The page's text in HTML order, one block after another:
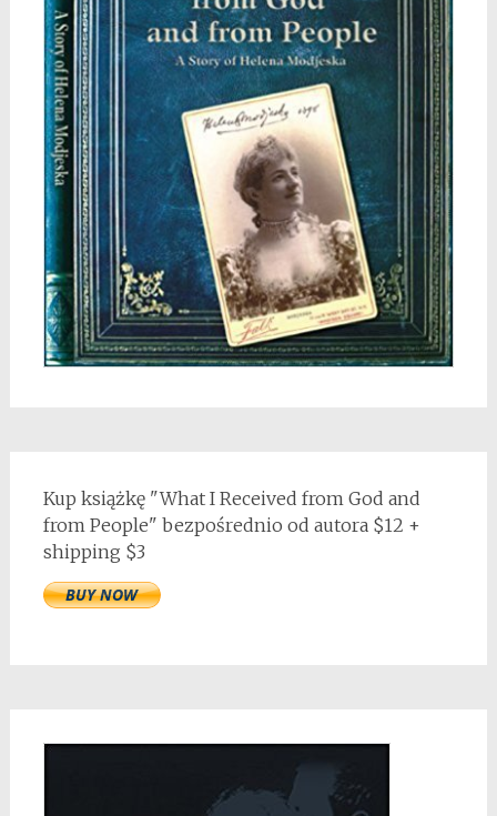
Kup książkę "What I Received from God and
from People" bezpośrednio od autora $12 +
shipping $3